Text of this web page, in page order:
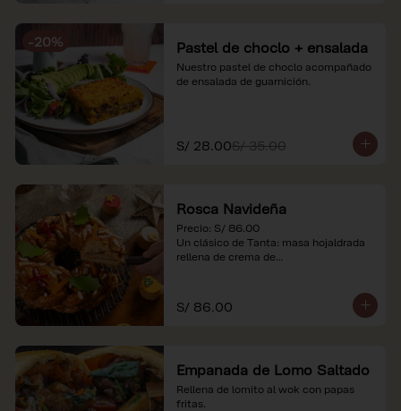
-20% Pastel de choclo + ensalada
Nuestro pastel de choclo acompañado
de ensalada de guarnición.
S/ 28.00S/ 35.00
Rosca Navideña
Precio: S/ 86.00
Un clásico de Tanta: masa hojaldrada
rellena de crema de
*Nuestros precios están expresados en
soles e incluyen impuestos de ley y
S/ 86.00
Empanada de Lomo Saltado
Rellena de lomito al wok con papas
fritas.